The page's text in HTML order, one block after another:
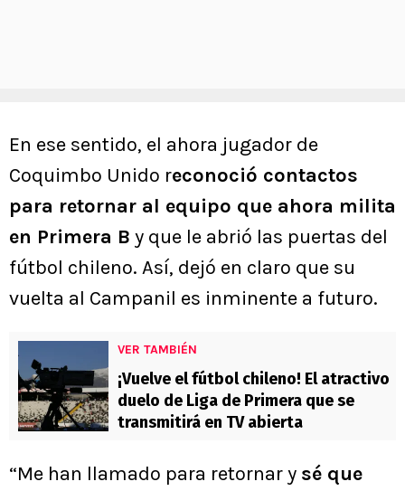
En ese sentido, el ahora jugador de
Coquimbo Unido reconoció contactos
para retornar al equipo que ahora milita
en Primera B y que le abrió las puertas del
fútbol chileno. Así, dejó en claro que su
vuelta al Campanil es inminente a futuro.
VER TAMBIÉN
¡Vuelve el fútbol chileno! El atractivo
duelo de Liga de Primera que se
transmitirá en TV abierta
“Me han llamado para retornar y sé que